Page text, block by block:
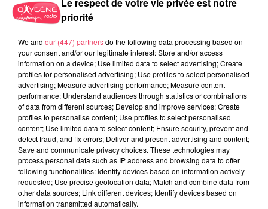
31 juillet 2026
COMBRÉE. AGRESSIONS SEXUELLES À L'ANCIEN COLLÈGE : UN
HOMME ENTENDU...
priorité
We and our (447) partnersdo the following data processing based on
your consent and/or our legitimate interest: Store and/or access
information on a device; Use limited data to select advertising; Create
profiles for personalised advertising; Use profiles to select personalised
advertising; Measure advertising performance; Measure content
performance; Understand audiences through statistics or combinations
of data from different sources; Develop and improve services; Create
profiles to personalise content; Use profiles to select personalised
content; Use limited data to select content; Ensure security, prevent and
detect fraud, and fix errors; Deliver and present advertising and content;
Save and communicate privacy choices. These technologies may
process personal data such as IP address and browsing data to offer
following functionalities: Identify devices based on information actively
requested; Use precise geolocation data; Match and combine data from
other data sources; Link different devices; Identify devices based on
information transmitted automatically.